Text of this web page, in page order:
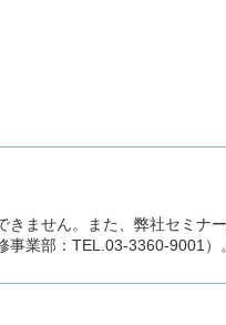
ません。また、弊社セミナ
業部：TEL.03-3360-9001）。